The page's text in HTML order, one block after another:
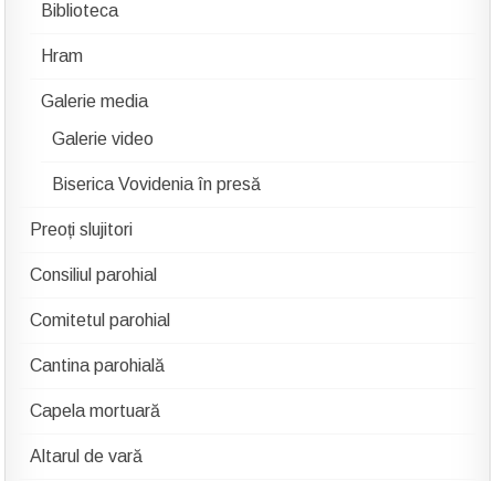
Biblioteca
Hram
Galerie media
Galerie video
Biserica Vovidenia în presă
Preoți slujitori
Consiliul parohial
Comitetul parohial
Cantina parohială
Capela mortuară
Altarul de vară